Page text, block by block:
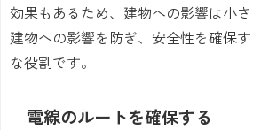
効果もあるため、建物への影響は小さ
建物への影響を防ぎ、安全性を確保
な役割です。
電線のルートを確保する